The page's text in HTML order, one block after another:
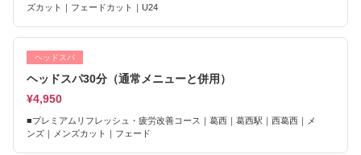
ズカット｜フェードカット｜U24
ヘッドスパ
ヘッドスパ30分（通常メニューと併用）
¥4,950
■プレミアムリフレッシュ・疲労改善コース｜葛西｜葛西駅｜西葛西｜メ
ンズ｜メンズカット｜フェード